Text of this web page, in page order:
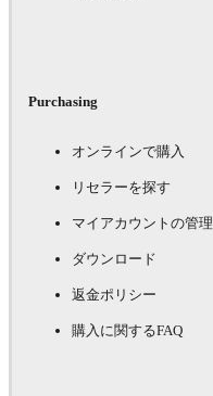
Purchasing
オンラインで購入
リセラーを探す
マイアカウントの管理
ダウンロード
返金ポリシー
購入に関するFAQ